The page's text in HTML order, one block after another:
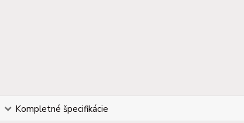
Kompletné špecifikácie